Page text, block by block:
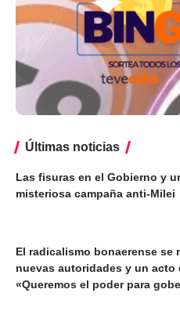
Últimas noticias
Las fisuras en el Gobierno y
misteriosa campaña anti-Milei
El radicalismo bonaerense se
nuevas autoridades y un acto
«Queremos el poder para